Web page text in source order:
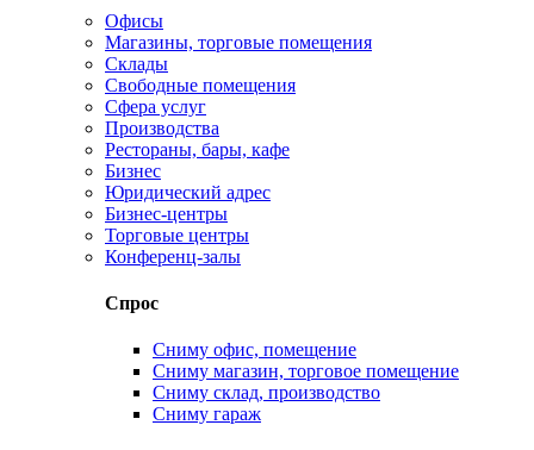
Офисы
Магазины, торговые помещения
Склады
Свободные помещения
Сфера услуг
Производства
Рестораны, бары, кафе
Бизнес
Юридический адрес
Бизнес-центры
Торговые центры
Конференц-залы
Спрос
Сниму офис, помещение
Сниму магазин, торговое помещение
Сниму склад, производство
Сниму гараж